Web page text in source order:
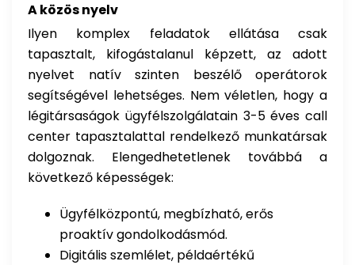
A közös nyelv
Ilyen komplex feladatok ellátása csak
tapasztalt, kifogástalanul képzett, az adott
nyelvet natív szinten beszélő operátorok
segítségével lehetséges. Nem véletlen, hogy a
légitársaságok ügyfélszolgálatain 3-5 éves call
center tapasztalattal rendelkező munkatársak
dolgoznak. Elengedhetetlenek továbbá a
következő képességek:
Ügyfélközpontú, megbízható, erős
proaktív gondolkodásmód.
Digitális szemlélet, példaértékű